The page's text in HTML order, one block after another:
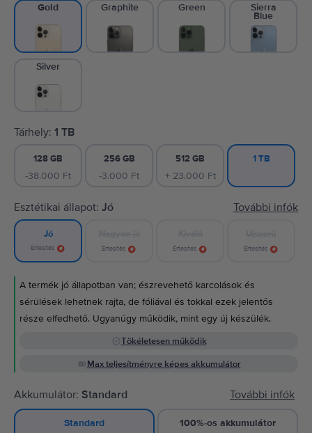
Gold Graphite Green Sierra
Blue
Silver
Tárhely: 1 TB
128 GB
-38.000 Ft
256 GB
-3.000 Ft
512 GB
+ 23.000 Ft
1 TB
Esztétikai állapot: Jó További infók
Jó
Értesítés Értesítés Értesítés Értesítés
A termék jó állapotban van; észrevehető karcolások és
sérülések lehetnek rajta, de fóliával és tokkal ezek jelentős
része elfedhető. Ugyanúgy működik, mint egy új készülék.
Tökéletesen működik
Max teljesítményre képes akkumulátor
Akkumulátor: Standard További infók
Standard
100%-os akkumulátor